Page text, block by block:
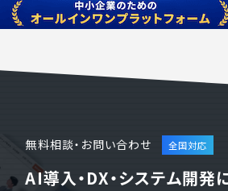
無料相談・お問い合わせ
AI導入・DX・システム開発